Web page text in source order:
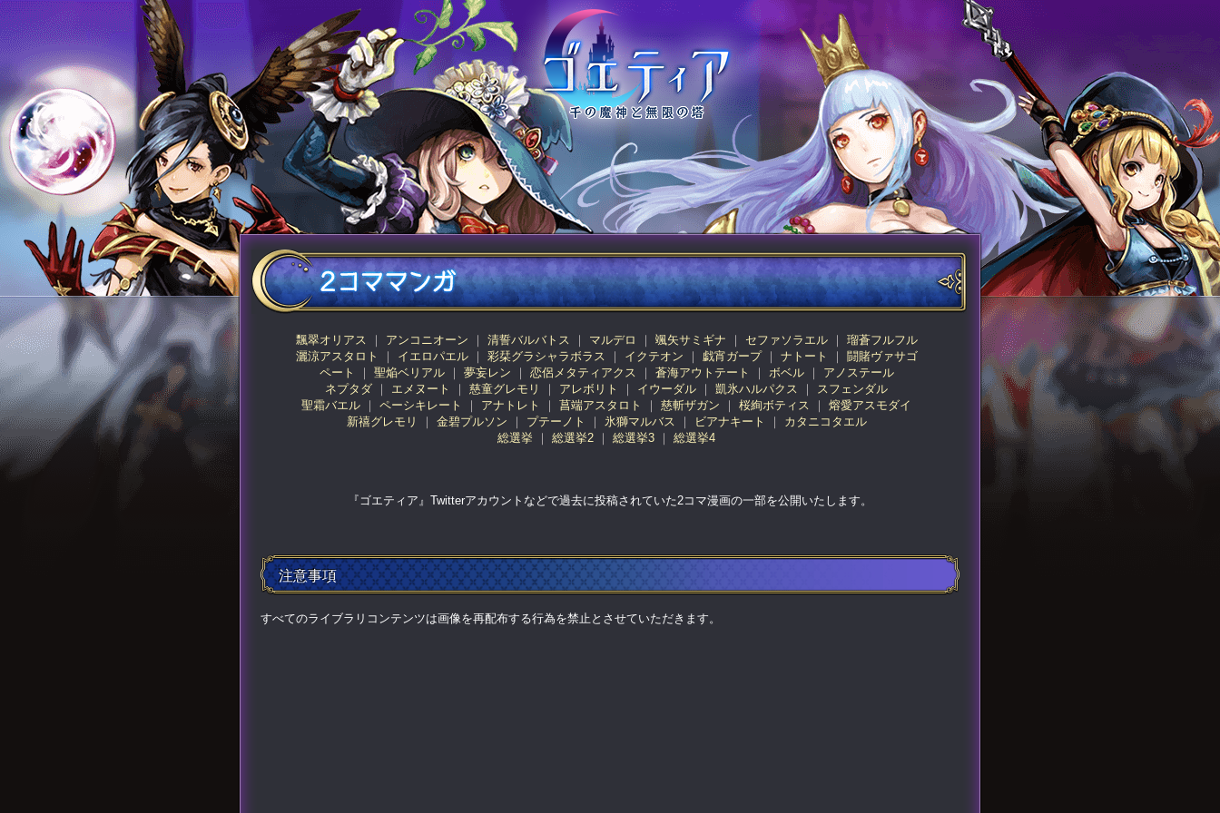
飄翠オリアス アンコニオーン 清誓バルバトス マルデロ 颯矢サミギナ セファソラエル
瑠蒼フルフル
灑涼アスタロト
イエロパエル 彩栞グラシャラボラス イクテオン 戯宵ガープ ナトート
闘賭ヴァサゴ
ペート
聖焔ベリアル 夢妄レン 恋侶メタティアクス 蒼海アウトテート ボベル
アノステール
ネプタダ
エメヌート 慈童グレモリ アレボリト イウーダル 凱氷ハルパクス
スフェンダル
聖霜バエル
ペーシキレート アナトレト 菖端アスタロト 慈斬ザガン 桜絢ボティス
熔愛アスモダイ
新禧グレモリ
金碧プルソン プテーノト 氷獅マルバス ビアナキート
カタニコタエル
総選挙
総選挙2 総選挙3 総選挙4
『ゴエティア』Twitterアカウントなどで過去に投稿されていた2コマ漫画の一部を公開いたします。
注意事項
すべてのライブラリコンテンツは画像を再配布する行為を禁止とさせていただきます。